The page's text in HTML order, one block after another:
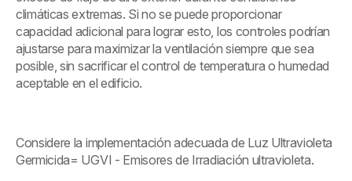
climáticas extremas. Si no se puede proporcionar
capacidad adicional para lograr esto, los controles podrían
ajustarse para maximizar la ventilación siempre que sea
posible, sin sacrificar el control de temperatura o humedad
aceptable en el edificio.
Considere la implementación adecuada de Luz Ultravioleta
Germicida= UGVI - Emisores de Irradiación ultravioleta.